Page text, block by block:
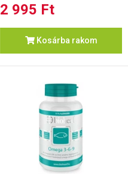
2 995 Ft
Kosárba rakom